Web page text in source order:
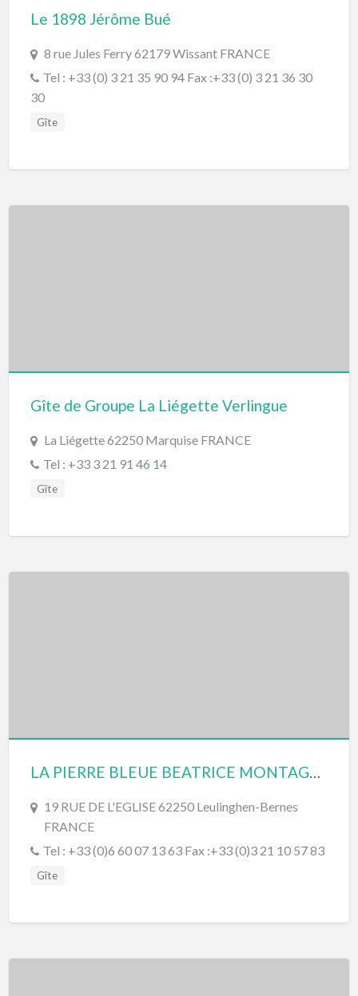
Le 1898 Jérôme Bué
8 rue Jules Ferry 62179 Wissant FRANCE
Tel : +33 (0) 3 21 35 90 94 Fax :+33 (0) 3 21 36 30
30
Gîte
Gîte de Groupe La Liégette Verlingue
La Liégette 62250 Marquise FRANCE
Tel : +33 3 21 91 46 14
Gîte
19 RUE DE L'EGLISE 62250 Leulinghen-Bernes
FRANCE
Tel : +33 (0)6 60 07 13 63 Fax :+33 (0)3 21 10 57 83
Gîte